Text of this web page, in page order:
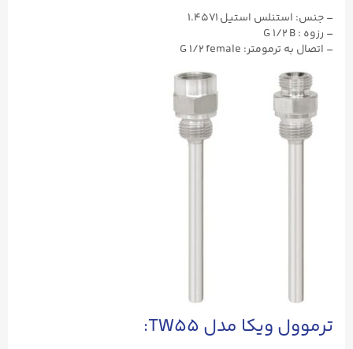
– جنس: استنلس استیل ۱.۴۵۷۱
– رزوه : G ۱/۲ B
– اتصال به ترمومتر: G ۱/۲ female
ترموول ویکا مدل TW55: